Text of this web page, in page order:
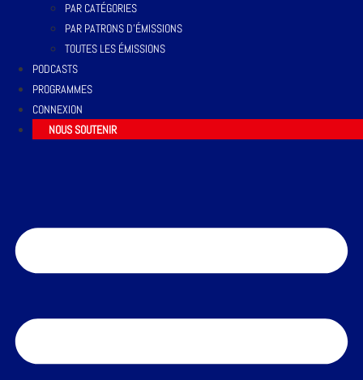
PAR CATÉGORIES
PAR PATRONS D’ÉMISSIONS
TOUTES LES ÉMISSIONS
PODCASTS
PROGRAMMES
CONNEXION
NOUS SOUTENIR